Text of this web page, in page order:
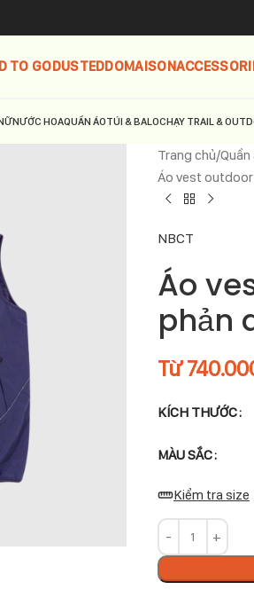
TO GODUSTEDDOMAISON
NƯỚC HOAQUẦN ÁOTÚI & BALOCHẠY TRAIL &
Trang chủ Quần
Áo vest
NBCT
Áo
phản
Từ
KÍCH THƯỚC
MÀU SẮC
Kiểm tra size